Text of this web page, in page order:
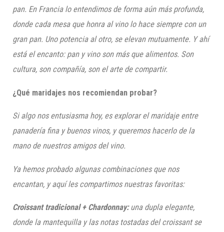
pan. En Francia lo entendimos de forma aún más profunda,
donde cada mesa que honra al vino lo hace siempre con un
gran pan. Uno potencia al otro, se elevan mutuamente. Y ahí
está el encanto: pan y vino son más que alimentos. Son
cultura, son compañía, son el arte de compartir.
¿Qué maridajes nos recomiendan probar?
Si algo nos entusiasma hoy, es explorar el maridaje entre
panadería fina y buenos vinos, y queremos hacerlo de la
mano de nuestros amigos del vino.
Ya hemos probado algunas combinaciones que nos
encantan, y aquí les compartimos nuestras favoritas:
Croissant tradicional + Chardonnay:una dupla elegante,
donde la mantequilla y las notas tostadas del croissant se